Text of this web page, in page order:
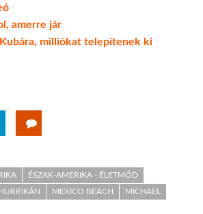
amerre jár
Kubára, milliókat telepítenek ki
ÉSZAK-AMERIKA - ÉLETMÓD
MEXICO BEACH
MICHAEL